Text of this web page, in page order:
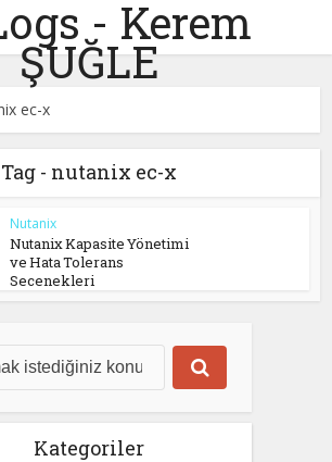
- Kerem
ŞUĞLE
ec-x
Tag - nutanix ec-x
Nutanix
Nutanix Kapasite Yönetimi
ve Hata Tolerans
Secenekleri
Kategoriler